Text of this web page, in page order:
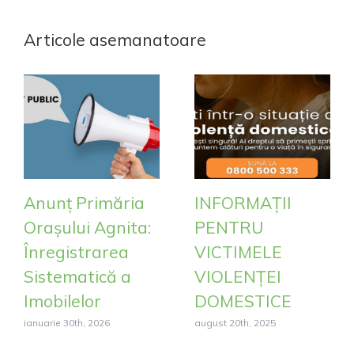
Articole asemanatoare
Anunț Primăria
Orașului Agnita:
Înregistrarea
Sistematică a
Imobilelor
ianuarie 30th, 2026
INFORMAȚII
PENTRU
VICTIMELE
VIOLENȚEI
DOMESTICE
august 20th, 2025